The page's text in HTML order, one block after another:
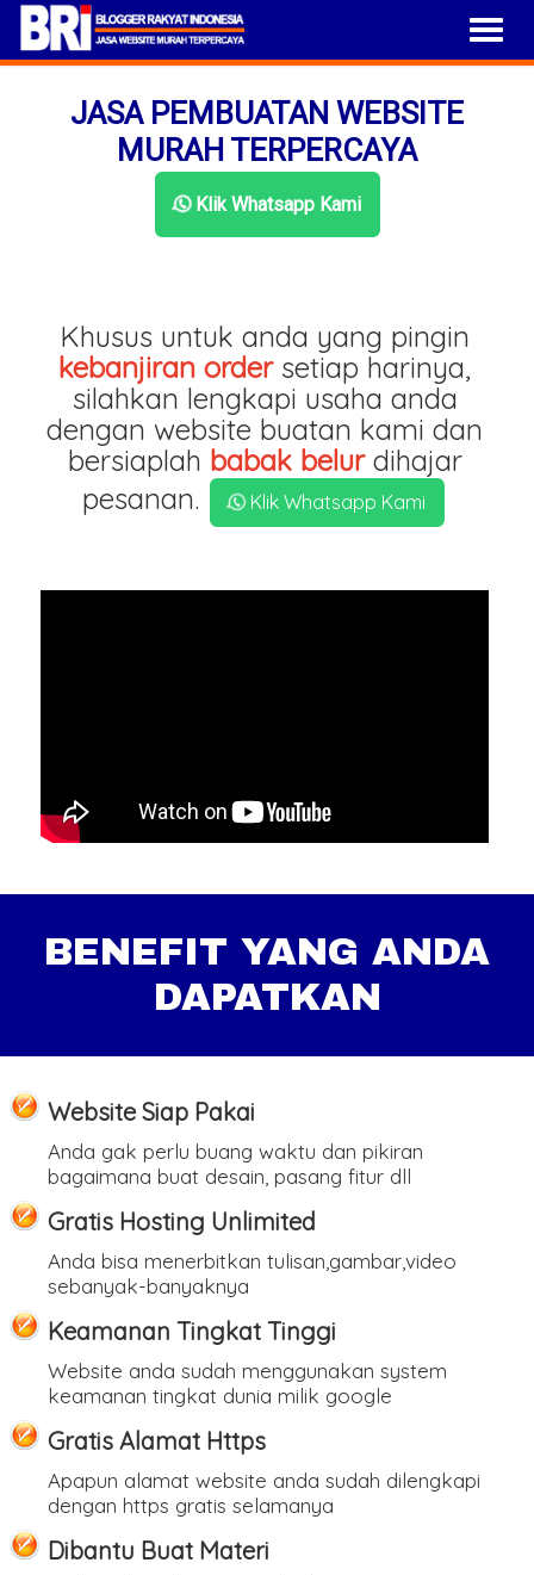
JASA PEMBUATAN WEBSITE
MURAH TERPERCAYA
Klik Whatsapp Kami
Khusus untuk anda yang pingin
kebanjiran ordersetiap harinya,
silahkan lengkapi usaha anda
dengan website buatan kami dan
bersiaplah babak belurdihajar
pesanan.
Klik Whatsapp Kami
BENEFIT YANG ANDA
DAPATKAN
Website Siap Pakai
Anda gak perlu buang waktu dan pikiran
bagaimana buat desain, pasang fitur dll
Gratis Hosting Unlimited
Anda bisa menerbitkan tulisan,gambar,video
sebanyak-banyaknya
Keamanan Tingkat Tinggi
Website anda sudah menggunakan system
keamanan tingkat dunia milik google
Gratis Alamat Https
Apapun alamat website anda sudah dilengkapi
dengan https gratis selamanya
Dibantu Buat Materi